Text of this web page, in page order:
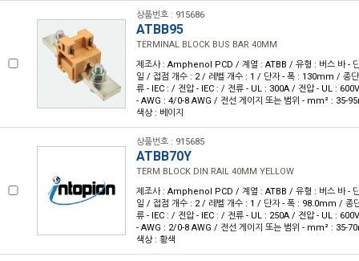
상품번호 : 915686
ATBB95
TERMINAL BLOCK BUS BAR 40MM
제조사 : Amphenol PCD / 계열 : ATBB / 유형 : 버스 바 -
일 / 접점 개수 : 2 / 레벨 개수 : 1 / 단자 - 폭 : 130mm / 종
류 - IEC : / 전압 - IEC : / 전류 - UL : 300A / 전압 - UL :
- AWG : 4/0-8 AWG / 전선 게이지 또는 범위 - mm² : 35-
색상 : 베이지
상품번호 : 915685
ATBB70Y
TERM BLOCK DIN RAIL 40MM YELLOW
제조사 : Amphenol PCD / 계열 : ATBB / 유형 : 버스 바 -
일 / 접점 개수 : 2 / 레벨 개수 : 1 / 단자 - 폭 : 98.0mm / 종
류 - IEC : / 전압 - IEC : / 전류 - UL : 250A / 전압 - UL :
- AWG : 2/0-8 AWG / 전선 게이지 또는 범위 - mm² : 35-
색상 : 황색